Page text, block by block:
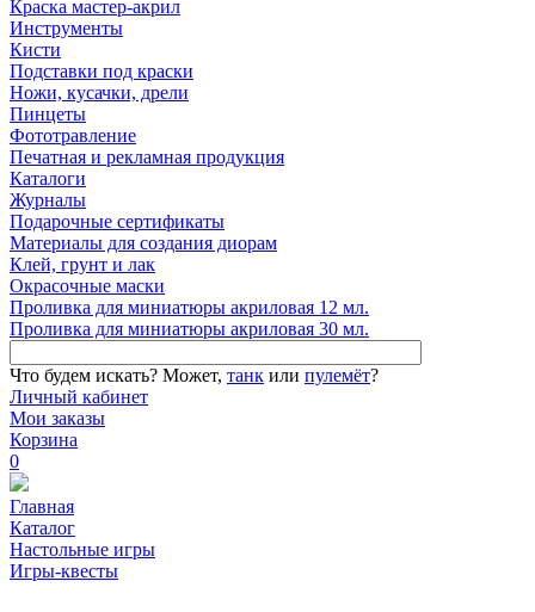
Краска мастер-акрил
Инструменты
Кисти
Подставки под краски
Ножи, кусачки, дрели
Пинцеты
Фототравление
Печатная и рекламная продукция
Каталоги
Журналы
Подарочные сертификаты
Материалы для создания диорам
Клей, грунт и лак
Окрасочные маски
Проливка для миниатюры акриловая 12 мл.
Проливка для миниатюры акриловая 30 мл.
Что будем искать? Может, танк или пулемёт?
Личный кабинет
Мои заказы
Корзина
0
Главная
Каталог
Настольные игры
Игры-квесты